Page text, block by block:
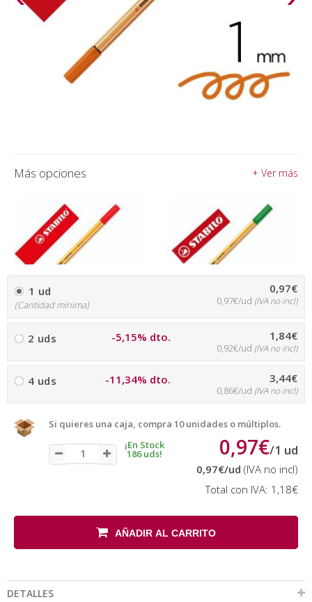
Más opciones + Ver más
1 ud
(Cantidad mínima)
0,97€
0,97€/ud (IVA no incl)
2 uds -5,15% dto. 1,84€
0,92€/ud (IVA no incl)
4 uds -11,34% dto. 3,44€
0,86€/ud (IVA no incl)
Si quieres una caja, compra 10 unidades o múltiplos.
¡En Stock
186 uds! 0,97€/1 ud
0,97€/ud (IVA no incl)
Total con IVA: 1,18€
AÑADIR AL CARRITO
DETALLES